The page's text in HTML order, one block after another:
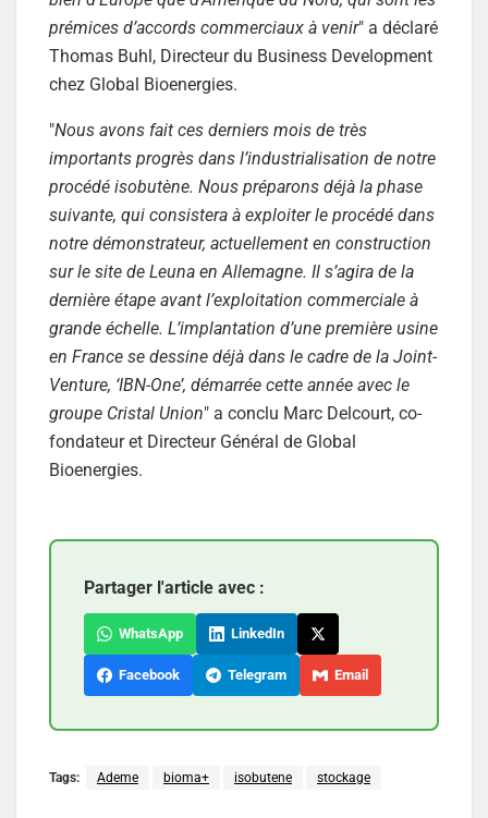
prémices d’accords commerciaux à venir" a déclaré
Thomas Buhl, Directeur du Business Development
chez Global Bioenergies.
"Nous avons fait ces derniers mois de très
importants progrès dans l’industrialisation de notre
procédé isobutène. Nous préparons déjà la phase
suivante, qui consistera à exploiter le procédé dans
notre démonstrateur, actuellement en construction
sur le site de Leuna en Allemagne. Il s’agira de la
dernière étape avant l’exploitation commerciale à
grande échelle. L’implantation d’une première usine
en France se dessine déjà dans le cadre de la Joint-
Venture, ‘IBN-One’, démarrée cette année avec le
groupe Cristal Union" a conclu Marc Delcourt, co-
fondateur et Directeur Général de Global
Bioenergies.
Partager l'article avec :
WhatsApp LinkedIn
Facebook Telegram Email
Tags: Ademe bioma+ isobutene stockage